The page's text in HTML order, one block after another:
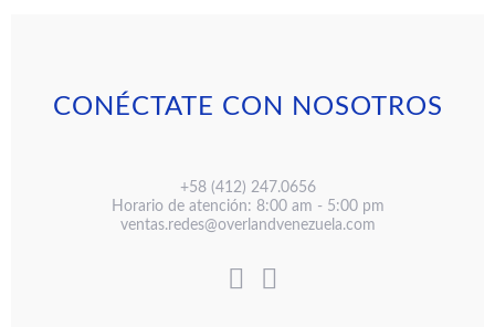
CONÉCTATE CON NOSOTROS
+58 (412) 247.0656
Horario de atención: 8:00 am - 5:00 pm
ventas.redes@overlandvenezuela.com